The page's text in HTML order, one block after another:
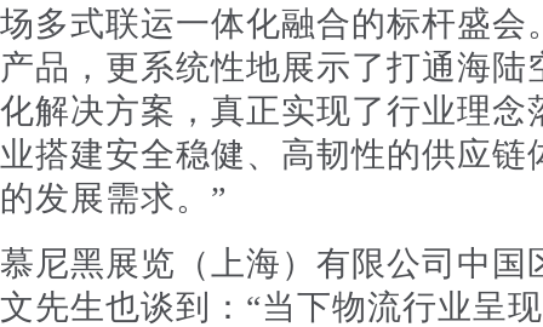
场多式联运一体化融合的标杆盛
产品，更系统性地展示了打通海
化解决方案，真正实现了行业理
业搭建安全稳健、高韧性的供应
的发展需求。”
慕尼黑展览（上海）有限公司中
文先生也谈到：“当下物流行业呈